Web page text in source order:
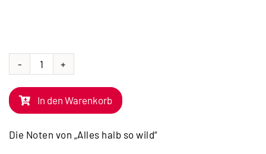
NOTEN
|
Alles
In den Warenkorb
Die Noten von „Alles halb so wild“